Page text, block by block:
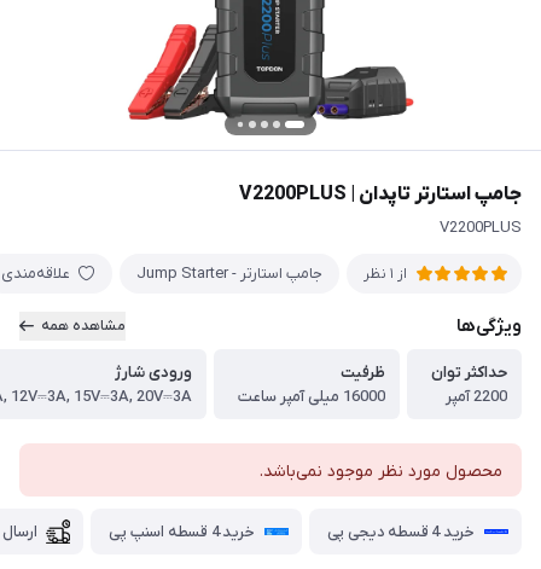
جامپ استارتر تاپدان | V2200PLUS
V2200PLUS
از 1 نظر جامپ استارتر - Jump Starter علاقه‌مندی
ویژگی‌ها مشاهده همه
حداکثر توان
2200 آمپر
ظرفیت
16000 میلی آمپر ساعت
ورودی شارژ
محصول مورد نظر موجود نمی‌باشد.
خرید 4 قسطه دیجی پی خرید 4 قسطه اسنپ پی